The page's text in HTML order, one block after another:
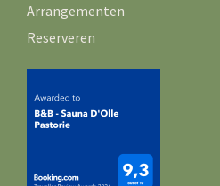
Arrangementen
Reserveren